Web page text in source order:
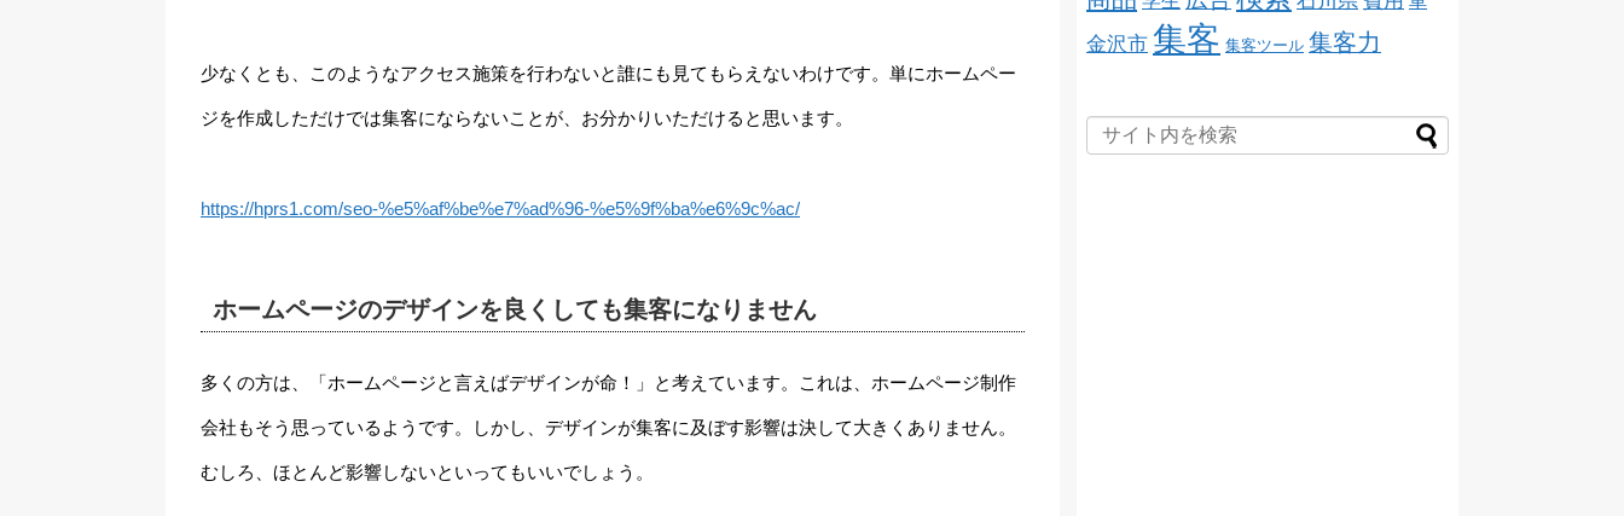
少なくとも、このようなアクセス施策を行わないと誰にも見てもらえないわけです。単にホームペー
ジを作成しただけでは集客にならないことが、お分かりいただけると思います。
https://hprs1.com/seo-%e5%af%be%e7%ad%96-%e5%9f%ba%e6%9c%ac/
ホームページのデザインを良くしても集客になりません
多くの方は、「ホームページと言えばデザインが命！」と考えています。これは、ホームページ制作
会社もそう思っているようです。しかし、デザインが集客に及ぼす影響は決して大きくありません。
むしろ、ほとんど影響しないといってもいいでしょう。
金沢市 集客 集客ツール 集客力